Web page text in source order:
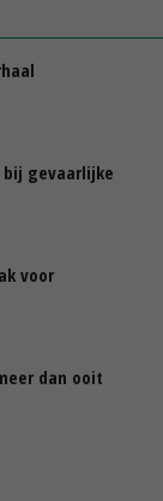
bij gevaarlijke
voor
dan ooit